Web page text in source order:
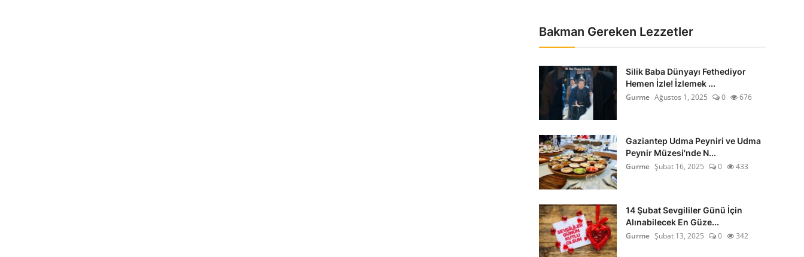
Bakman Gereken Lezzetler
Silik Baba Dünyayı Fethediyor
Hemen İzle! İzlemek ...
Gurme Ağustos 1, 2025 0 676
Gaziantep Udma Peyniri ve Udma
Peynir Müzesi'nde N...
Gurme Şubat 16, 2025 0 433
14 Şubat Sevgililer Günü İçin
Alınabilecek En Güze...
Gurme Şubat 13, 2025 0 342